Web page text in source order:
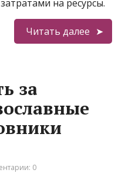
на ресурсы.
Читать далее
за
0